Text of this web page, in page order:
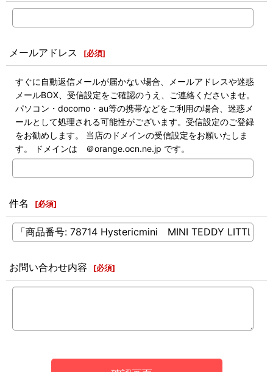
メールアドレス [必須]
すぐに自動返信メールが届かない場合、メールアドレスや迷惑
メールBOX、受信設定をご確認のうえ、ご連絡くださいませ。
パソコン・docomo・au等の携帯などをご利用の場合、迷惑メ
ールとして処理される可能性がございます。受信設定のご登録
をお勧めします。 当店のドメインの受信設定をお願いたしま
す。 ドメインは ＠orange.ocn.ne.jp です。
件名 [必須]
お問い合わせ内容 [必須]